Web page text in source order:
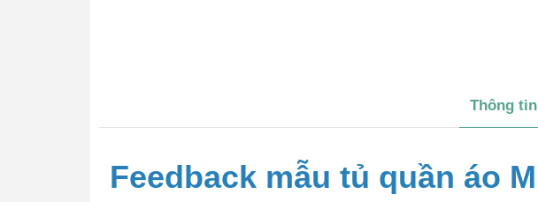
Thông
Feedback mẫu tủ quần áo